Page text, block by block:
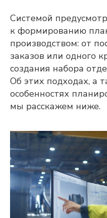
Системой
к формированию
производством: от
заказов или одного
создания набора
Об этих подходах, а
особенностях
мы расскажем ниже.